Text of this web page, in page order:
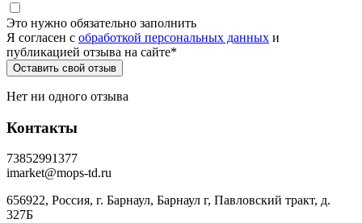
Это нужно обязательно заполнить
Я согласен c обработкой персональных данных и
публикацией отзыва на сайте*
Нет ни одного отзыва
Контакты
73852991377
imarket@mops-td.ru
656922, Россия, г. Барнаул, Барнаул г, Павловский тракт, д.
327Б